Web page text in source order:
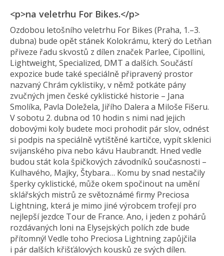
<p>na veletrhu For Bikes.</p>
Ozdobou letošního veletrhu For Bikes (Praha, 1.–3.
dubna) bude opět stánek Kolokrámu, který do Letňan
přiveze řadu skvostů z dílen značek Parlee, Cipollini,
Lightweight, Specialized, DMT a dalších. Součástí
expozice bude také speciálně připravený prostor
nazvaný Chrám cyklistiky, v němž potkáte pány
zvučných jmen české cyklistické historie – Jana
Smolíka, Pavla Doležela, Jiřího Dalera a Miloše Fišeru.
V sobotu 2. dubna od 10 hodin s nimi nad jejich
dobovými koly budete moci prohodit pár slov, odnést
si podpis na speciálně vytištěné kartičce, vypít sklenici
svijanského piva nebo kávu Haubrandt. Hned vedle
budou stát kola špičkových závodníků současnosti –
Kulhavého, Majky, Štybara… Komu by snad nestačily
šperky cyklistické, může okem spočinout na umění
sklářských mistrů ze světoznámé firmy Preciosa
Lightning, která je mimo jiné výrobcem trofejí pro
nejlepší jezdce Tour de France. Ano, i jeden z pohárů
rozdávaných loni na Elysejských polích zde bude
přítomný! Vedle toho Preciosa Lightning zapůjčila
i pár dalších křišťálových kousků ze svých dílen.